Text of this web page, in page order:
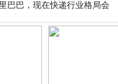
巴巴，现在快递行业格局会